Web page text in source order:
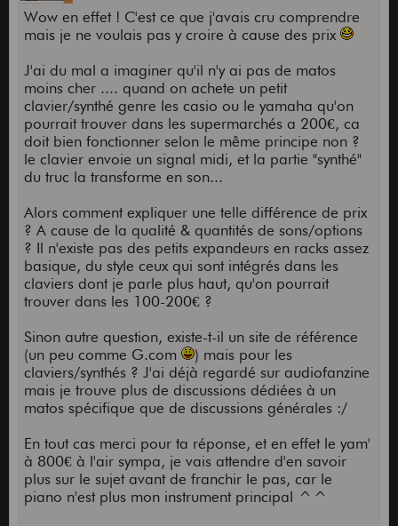
Wow en effet ! C'est ce que j'avais cru comprendre
mais je ne voulais pas y croire à cause des prix
J'ai du mal a imaginer qu'il n'y ai pas de matos
moins cher .... quand on achete un petit
clavier/synthé genre les casio ou le yamaha qu'on
pourrait trouver dans les supermarchés a 200€, ca
doit bien fonctionner selon le même principe non ?
le clavier envoie un signal midi, et la partie "synthé"
du truc la transforme en son...
Alors comment expliquer une telle différence de prix
? A cause de la qualité & quantités de sons/options
? Il n'existe pas des petits expandeurs en racks assez
basique, du style ceux qui sont intégrés dans les
claviers dont je parle plus haut, qu'on pourrait
trouver dans les 100-200€ ?
Sinon autre question, existe-t-il un site de référence
(un peu comme G.com
) mais pour les
claviers/synthés ? J'ai déjà regardé sur audiofanzine
mais je trouve plus de discussions dédiées à un
matos spécifique que de discussions générales :/
En tout cas merci pour ta réponse, et en effet le yam'
à 800€ à l'air sympa, je vais attendre d'en savoir
plus sur le sujet avant de franchir le pas, car le
piano n'est plus mon instrument principal ^^